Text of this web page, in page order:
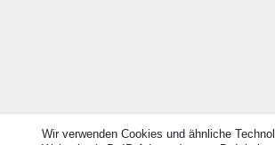
Wir verwenden Cookies und ähnliche